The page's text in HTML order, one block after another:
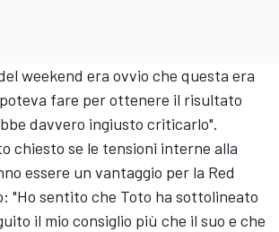
weekend era ovvio che questa era
fare per ottenere il risultato
davvero ingiusto criticarlo".
chiesto se le tensioni interne alla
essere un vantaggio per la Red
"Ho sentito che Toto ha sottolineato
il mio consiglio più che il suo e che